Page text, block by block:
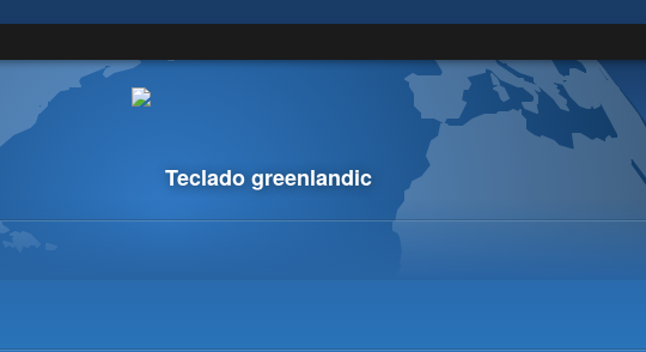
Teclado greenlandic